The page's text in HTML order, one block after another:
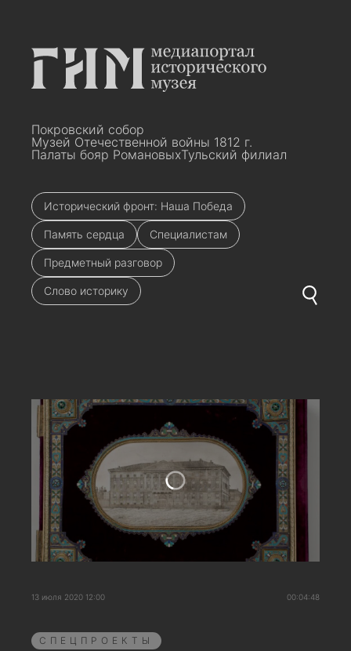
Покровский собор
Музей Отечественной войны 1812 г.
Палаты бояр РомановыхТульский филиал
Исторический фронт: Наша Победа
Память сердца Специалистам
Предметный разговор
Слово историку
13 июля 2020 12:00 00:04:48
СПЕЦПРОЕКТЫ